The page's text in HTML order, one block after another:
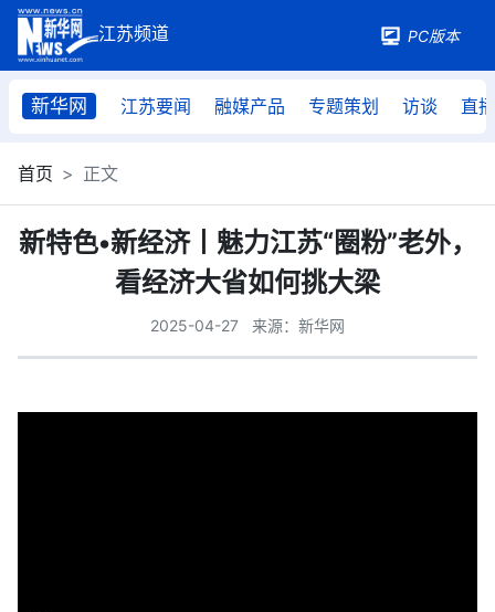
PC版本
新华网 江苏要闻 融媒产品 专题策划 访谈 直播
首页 正文
新特色•新经济丨魅力江苏“圈粉”老外，
看经济大省如何挑大梁
2025-04-27 来源：新华网